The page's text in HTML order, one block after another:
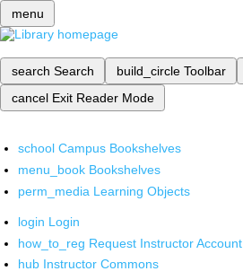
menu
search Search build_circle Toolbar
cancel Exit Reader Mode
school Campus Bookshelves
menu_book Bookshelves
perm_media Learning Objects
login Login
how_to_reg Request Instructor Account
hub Instructor Commons